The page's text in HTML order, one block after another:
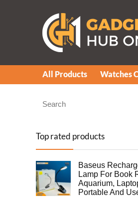
All Products Watches
Top rated products
Baseus
Lamp For Book
Aquarium,
Portable And